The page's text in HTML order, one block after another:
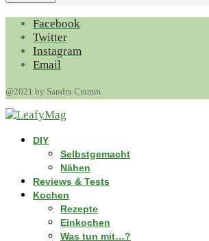
Facebook
Twitter
Instagram
Email
@2021 by Sandra Cramm
DIY
Selbstgemacht
Nähen
Reviews & Tests
Kochen
Rezepte
Einkochen
Was tun mit…?